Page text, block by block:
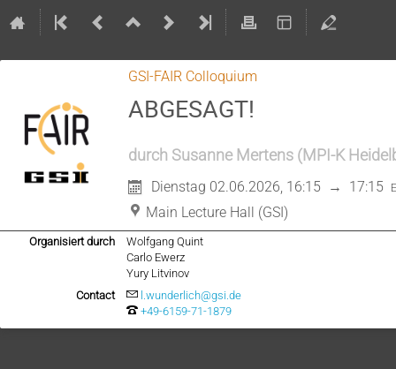
GSI-FAIR Colloquium
ABGESAGT!
durch Susanne Mertens ( MPI-K
Dienstag 02.06.2026, 16:15 → 17:15
Main Lecture Hall (GSI)
Organisiert durch
Wolfgang Quint
Carlo Ewerz
Yury Litvinov
Contact
l.wunderlich@gsi.de
+49-6159-71-1879